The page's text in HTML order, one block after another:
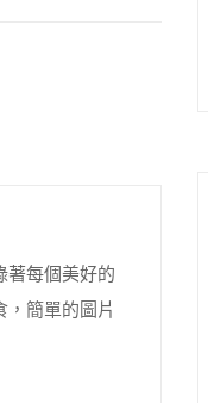
著每個美好的
簡單的圖片